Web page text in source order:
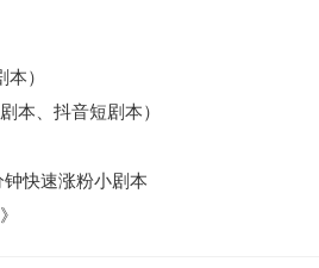
）
本、抖音短剧本）
快速涨粉小剧本